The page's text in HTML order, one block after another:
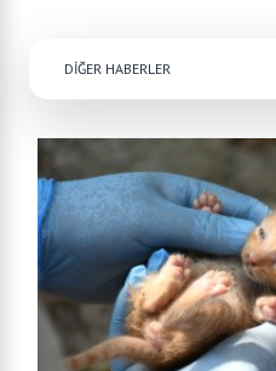
DİĞER HABERLER